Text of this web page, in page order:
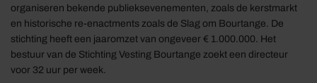
organiseren bekende publieksevenementen, zoals de kerstmarkt
en historische re-enactments zoals de Slag om Bourtange. De
stichting heeft een jaaromzet van ongeveer € 1.000.000. Het
bestuur van de Stichting Vesting Bourtange zoekt een directeur
voor 32 uur per week.